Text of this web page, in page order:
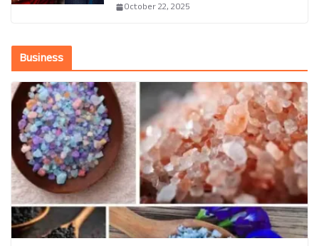
October 22, 2025
Business